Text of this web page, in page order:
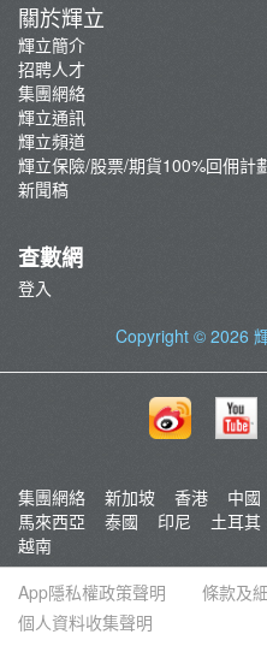
輝立証券開戶優惠總覽
關於輝立
輝立簡介
招聘人才
集團網絡
輝立通訊
輝立頻道
輝立保險/股票/期貨100%回佣計
新聞稿
查數網
登入
Copyright © 2026
集團網絡 新加坡 香港 中國
馬來西亞
泰國 印尼 土耳其
越南
App隱私權政策聲明
條款及
個人資料收集聲明